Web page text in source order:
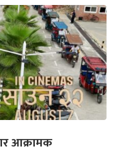
आक्रामक